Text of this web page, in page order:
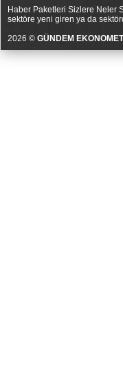
Haber Paketleri Sizlere Neler
sektöre yeni giren ya da
2026 © GÜNDEM